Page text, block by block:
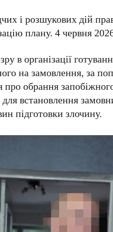
і розшукових дій
плану.4 червня
в організації
на замовлення, за
обрання
для встановлення
підготовки злочину.